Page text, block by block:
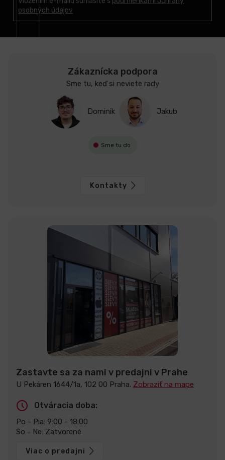
osobných údajov
Zákaznícka podpora
Sme tu, keď si neviete rady
Dominik Jakub
Sme tu do
Kontakty
Zastavte sa za nami v predajni v Prahe
U Pekáren 1644/1a, 102 00 Praha. Zobraziť na mape
Otváracia doba:
Po - Pia: 9:00 - 18:00
So - Ne: Zatvorené
Viac o predajni